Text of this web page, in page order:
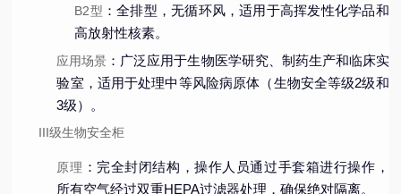
B2型 ：全排型，无循环风，适用于高挥发性化学品和
高放射性核素。
应用场景 ：广泛应用于生物医学研究、制药生产和临床实
验室，适用于处理中等风险病原体（生物安全等级2级和
3级）。
III级生物安全柜
原理 ：完全封闭结构，操作人员通过手套箱进行操作，
所有空气经过双重HEPA过滤器处理，确保绝对隔离。